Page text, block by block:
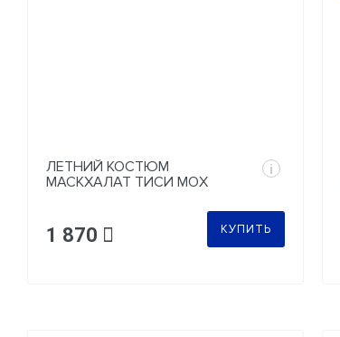
ЛЕТНИЙ КОСТЮМ
МАСКХАЛАТ ТИСИ МОХ
i
1 870 КУПИТЬ